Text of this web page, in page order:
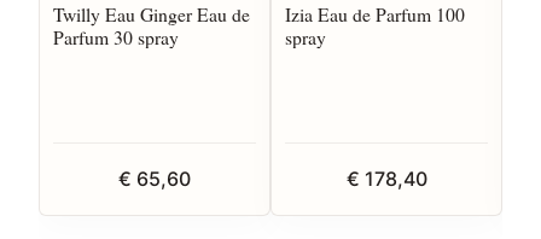
Twilly Eau Ginger Eau de
Parfum 30 spray
€ 65,60
Izia Eau de Parfum 100
spray
€ 178,40